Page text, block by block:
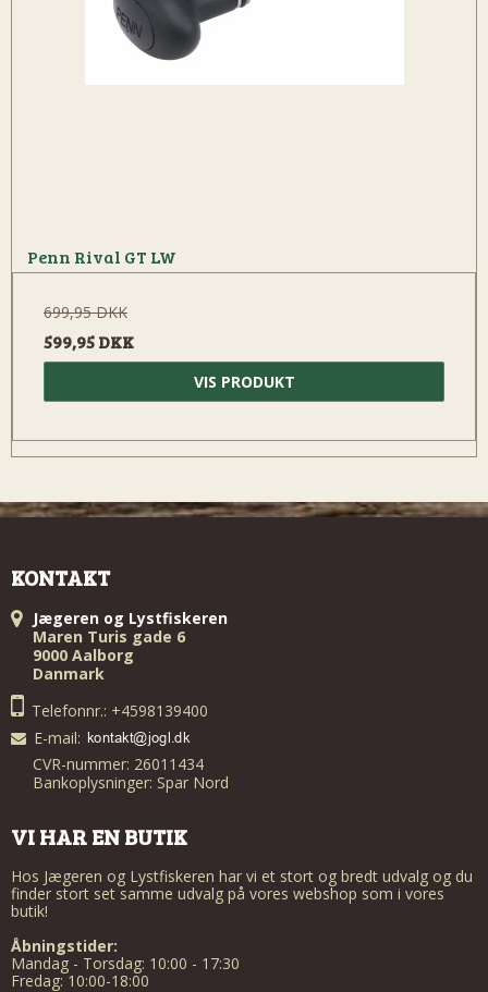
Penn Rival GT LW
699,95 DKK
599,95 DKK
VIS PRODUKT
KONTAKT
Jægeren og Lystfiskeren
Maren Turis gade 6
9000 Aalborg
Danmark
Telefonnr.: +4598139400
E-mail:
CVR-nummer: 26011434
Bankoplysninger: Spar Nord
VI HAR EN BUTIK
Hos Jægeren og Lystfiskeren har vi et stort og bredt udvalg og du
finder stort set samme udvalg på vores webshop som i vores
butik!
Åbningstider:
Mandag - Torsdag: 10:00 - 17:30
Fredag: 10:00-18:00